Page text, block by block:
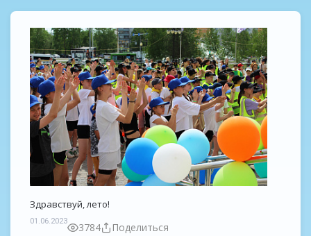
Здравствуй, лето!
01.06.2023 3784 Поделиться